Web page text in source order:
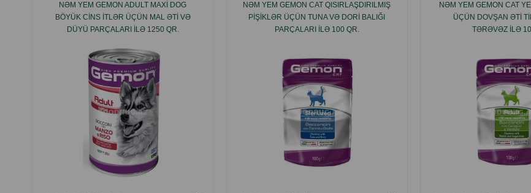
NƏM YEM GEMON ADULT MAXI DOG
BÖYÜK CINS ITLƏR ÜÇÜN MAL ƏTI VƏ
DÜYÜ PARÇALARI ILƏ 1250 QR.
NƏM YEM GEMON CAT QISIRLAŞDIRILMIŞ
PIŞIKLƏR ÜÇÜN TUNA VƏ DORI BALIĞI
PARÇALARI ILƏ 100 QR.
NƏM YEM GEMON CAT
ÜÇÜN DOVŞAN ƏTI
TƏRƏVƏZ ILƏ